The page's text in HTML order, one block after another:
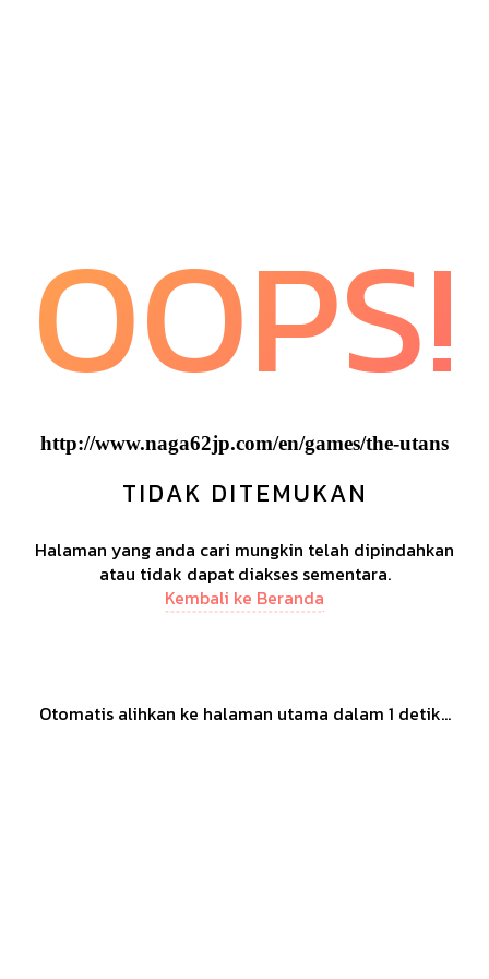
OOPS!
http://www.naga62jp.com/en/games/the-utans
TIDAK DITEMUKAN
Halaman yang anda cari mungkin telah dipindahkan
atau tidak dapat diakses sementara.
Kembali ke Beranda
Otomatis alihkan ke halaman utama dalam 1 detik...